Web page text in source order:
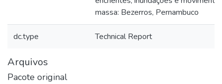
massa: Bezerros, Pernambuco
dc.type Technical Report
Arquivos
Pacote original